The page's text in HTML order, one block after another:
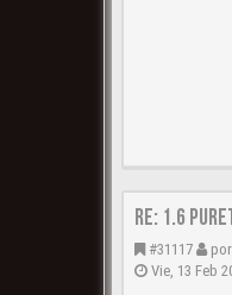
Re: 1.6
#31117 por
Vie, 13 Feb